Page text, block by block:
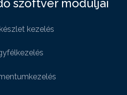
szoftver moduljai
kezelés